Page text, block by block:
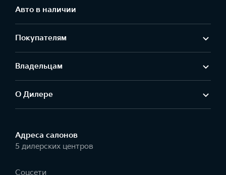
Авто в наличии
Покупателям
Владельцам
О Дилере
Адреса салонов
5 дилерских центров
Соцсети